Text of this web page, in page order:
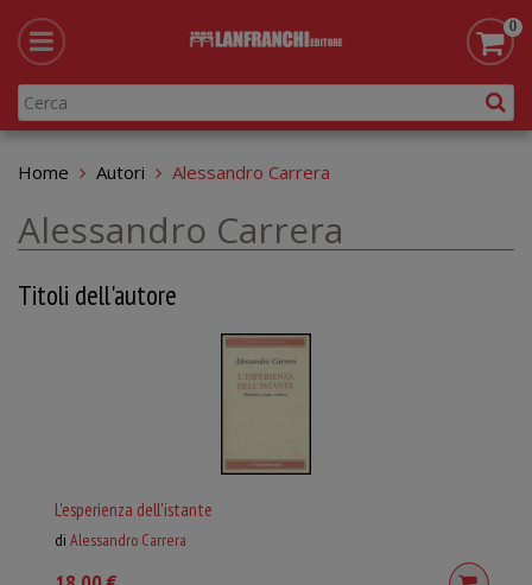
0
Home Autori Alessandro Carrera
Alessandro Carrera
Titoli dell'autore
L'esperienza dell'istante
di Alessandro Carrera